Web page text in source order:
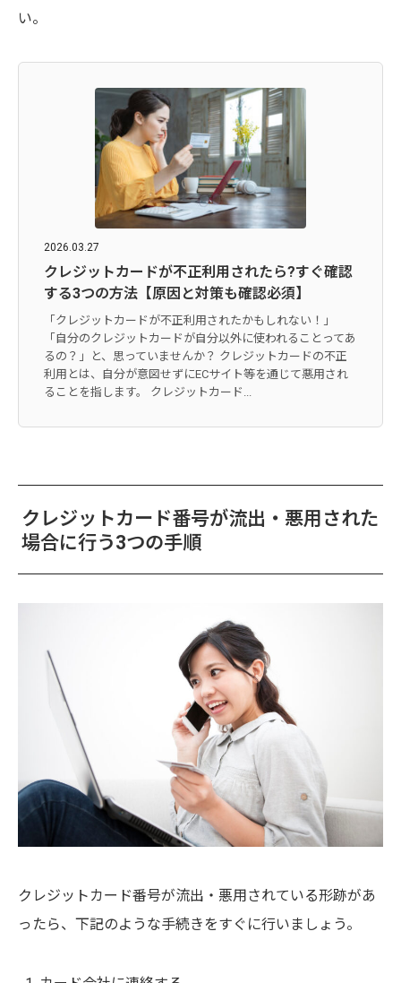
い。
2026.03.27
クレジットカードが不正利用されたら?すぐ確認
する3つの方法【原因と対策も確認必須】
「クレジットカードが不正利用されたかもしれない！」
「自分のクレジットカードが自分以外に使われることってあ
るの？」と、思っていませんか？ クレジットカードの不正
利用とは、自分が意図せずにECサイト等を通じて悪用され
ることを指します。 クレジットカード...
クレジットカード番号が流出・悪用された
場合に行う3つの手順
クレジットカード番号が流出・悪用されている形跡があ
ったら、下記のような手続きをすぐに行いましょう。